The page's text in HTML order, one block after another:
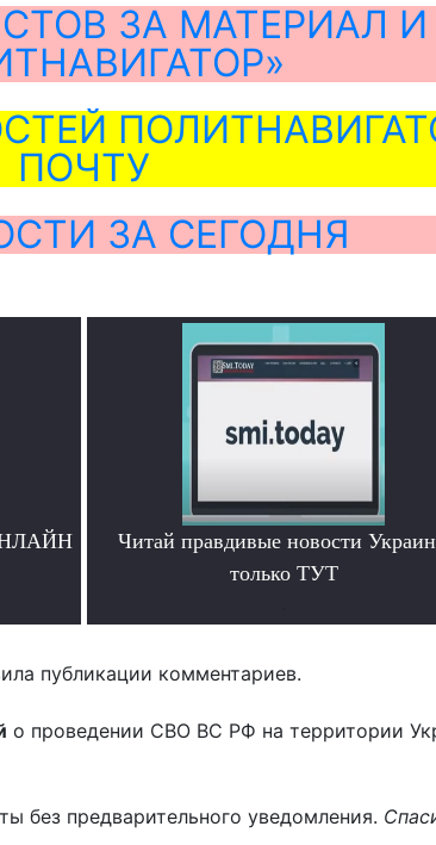
ЗА МАТЕРИАЛ
ПОЧТУ
ЗА СЕГОДНЯ
Читай правдивые новости
только ТУТ
публикации комментариев.
о проведении СВО ВС РФ на территории
без предварительного уведомления.